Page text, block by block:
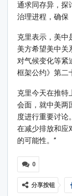
通求同存异，探
治理进程，确保
克里表示，美中
美方希望美中关
对气候变化等紧
框架公约》第二
克里今天在推特
会面，就中美两
度进行重要讨论
在减少排放和应
的可能性。”
0
分享按钮